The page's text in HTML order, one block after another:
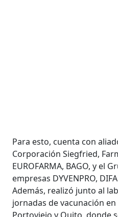
Para esto, cuenta con
Corporación Siegfried,
EUROFARMA, BAGO, y el
empresas DYVENPRO,
Además, realizó junto al
jornadas de vacunación